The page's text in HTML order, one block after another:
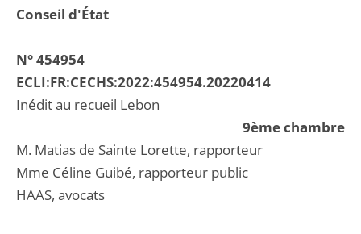
Conseil d'État
N° 454954
ECLI:FR:CECHS:2022:454954.20220414
Inédit au recueil Lebon
9ème chambre
M. Matias de Sainte Lorette, rapporteur
Mme Céline Guibé, rapporteur public
HAAS, avocats